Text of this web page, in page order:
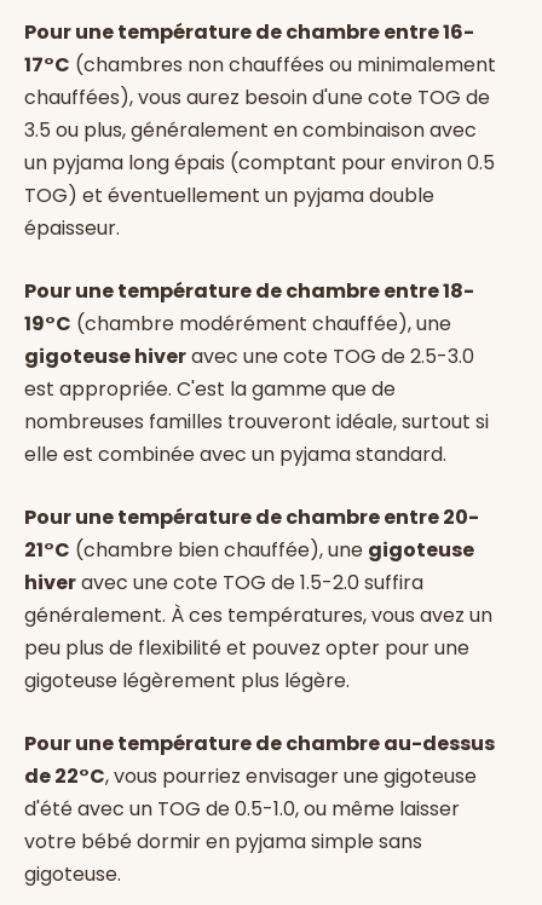
Pour une température de chambre entre 16-
17°C (chambres non chauffées ou minimalement
chauffées), vous aurez besoin d'une cote TOG de
3.5 ou plus, généralement en combinaison avec
un pyjama long épais (comptant pour environ 0.5
TOG) et éventuellement un pyjama double
épaisseur.
Pour une température de chambre entre 18-
19°C (chambre modérément chauffée), une
gigoteuse hiveravec une cote TOG de 2.5-3.0
est appropriée. C'est la gamme que de
nombreuses familles trouveront idéale, surtout si
elle est combinée avec un pyjama standard.
Pour une température de chambre entre 20-
21°C (chambre bien chauffée), une gigoteuse
hiveravec une cote TOG de 1.5-2.0 suffira
généralement. À ces températures, vous avez un
peu plus de flexibilité et pouvez opter pour une
gigoteuse légèrement plus légère.
Pour une température de chambre au-dessus
de 22°C, vous pourriez envisager une gigoteuse
d'été avec un TOG de 0.5-1.0, ou même laisser
votre bébé dormir en pyjama simple sans
gigoteuse.